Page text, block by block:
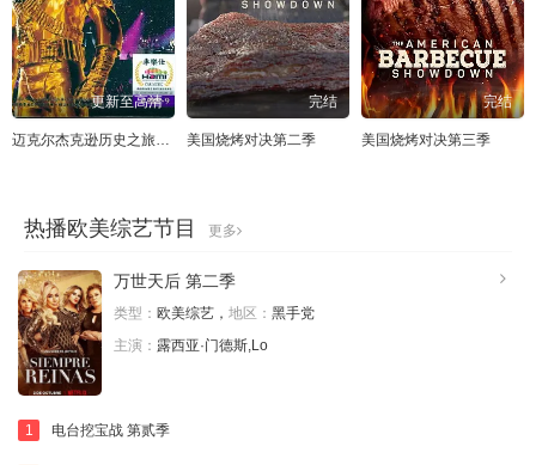
更新至高清
迈克尔杰克逊历史之旅演唱会
完结
美国烧烤对决第二季
完结
美国烧烤对决第三季
热播欧美综艺节目 更多
万世天后 第二季
类型： 欧美综艺， 地区： 黑手党
主演： 露西亚·门德斯,Lo
1 电台挖宝战 第贰季